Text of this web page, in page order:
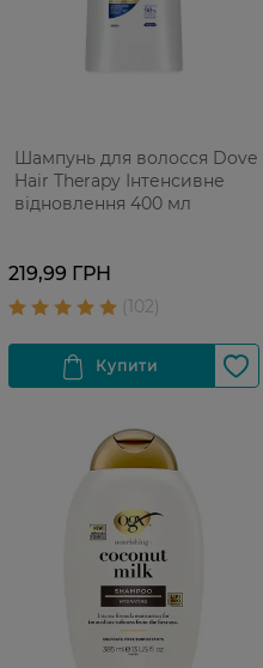
Шампунь для волосся Dove
Hair Therapy Інтенсивне
відновлення 400 мл
219,99 ГРН